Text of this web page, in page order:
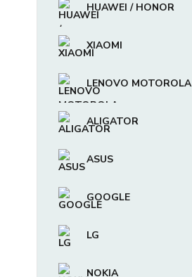
HUAWEI / HONOR
XIAOMI
LENOVO MOTOROLA
ALIGATOR
ASUS
GOOGLE
LG
NOKIA